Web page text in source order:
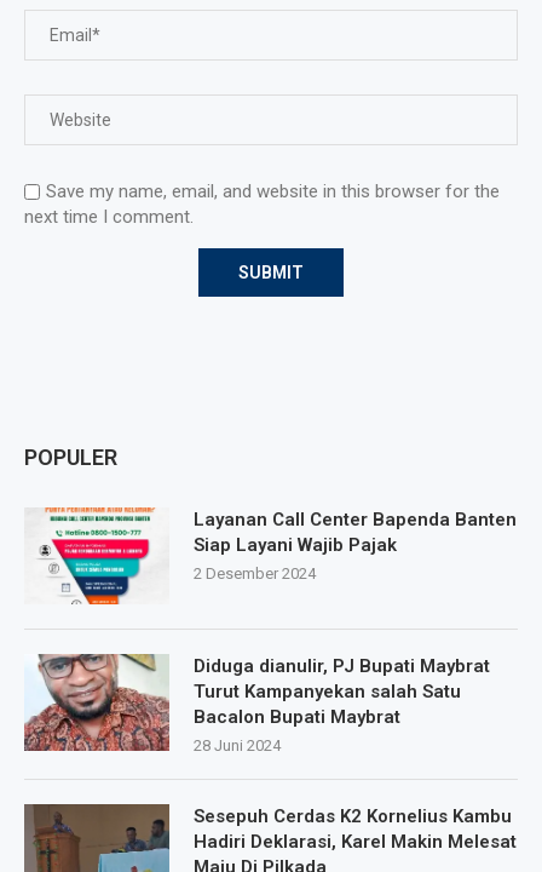
Save my name, email, and website in this browser for the
next time I comment.
POPULER
Layanan Call Center Bapenda Banten
Siap Layani Wajib Pajak
2 Desember 2024
Diduga dianulir, PJ Bupati Maybrat
Turut Kampanyekan salah Satu
Bacalon Bupati Maybrat
28 Juni 2024
Sesepuh Cerdas K2 Kornelius Kambu
Hadiri Deklarasi, Karel Makin Melesat
Maju Di Pilkada